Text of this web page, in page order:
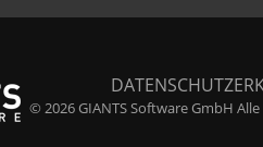
© 2026 GIANTS Software GmbH